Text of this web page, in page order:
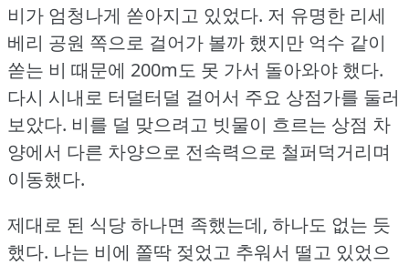
비가 엄청나게 쏟아지고 있었다. 저 유명한 리세
베리 공원 쪽으로 걸어가 볼까 했지만 억수 같이
쏟는 비 때문에 200m도 못 가서 돌아와야 했다.
다시 시내로 터덜터덜 걸어서 주요 상점가를 둘러
보았다. 비를 덜 맞으려고 빗물이 흐르는 상점 차
양에서 다른 차양으로 전속력으로 철퍼덕거리며
이동했다.
제대로 된 식당 하나면 족했는데, 하나도 없는 듯
했다. 나는 비에 쫄딱 젖었고 추워서 떨고 있었으